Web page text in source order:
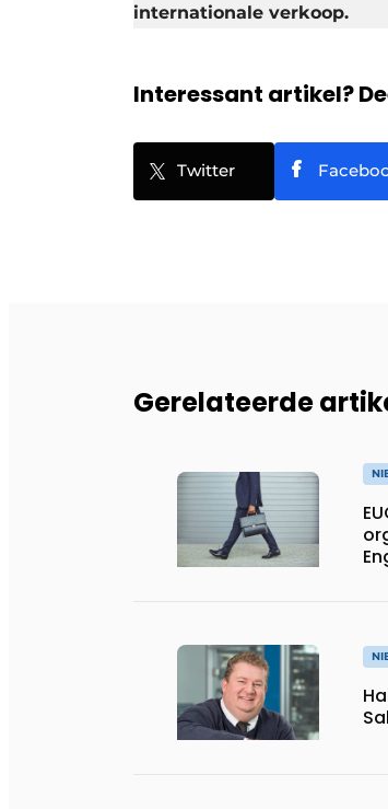
internationale verkoop.
Interessant artikel?
Twitter
Gerelateerde